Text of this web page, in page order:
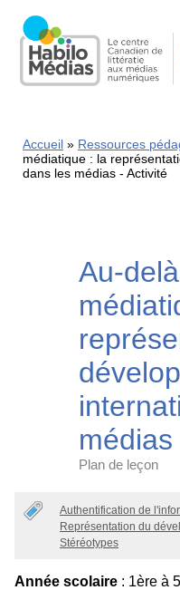
main
content
Accueil Ressources
médiatique : la
dans les médias - Activité
Au-
Plan de leçon
Categories
Authentification de
Représentation du
Stéréotypes
Année scolaire : 1ère à